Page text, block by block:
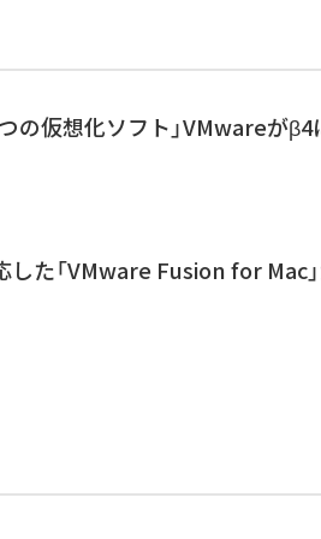
の仮想化ソフト」VMwareがβ4
した「VMware Fusion for Mac